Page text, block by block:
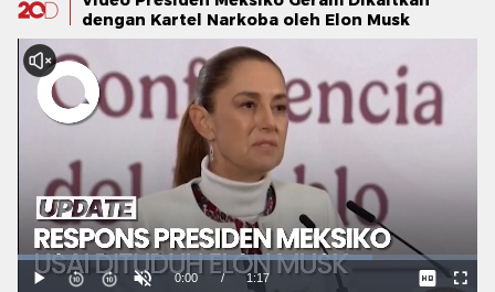
dengan Kartel Narkoba oleh Elon Musk